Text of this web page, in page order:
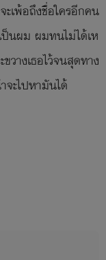
เพ้อถึงชื่อใครอีกคน
นผม ผมทนไม่ได้เห
างเธอไว้จนสุดทาง
ะไปหามันได้
บอกรักพี่ รอหนูนะ